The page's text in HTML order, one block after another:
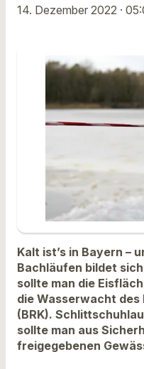
14. Dezember 2022 ·
Kalt ist’s in Bayern –
Bachläufen bildet
sollte man die
die Wasserwacht
(BRK).
sollte man aus
freigegebenen